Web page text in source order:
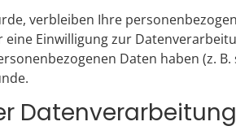
verbleiben Ihre
Einwilligung zur
Daten haben (z.